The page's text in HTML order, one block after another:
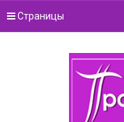
Страницы